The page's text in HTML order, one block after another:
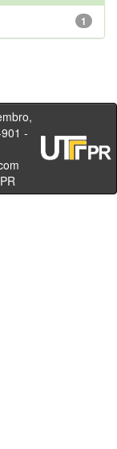
1
-